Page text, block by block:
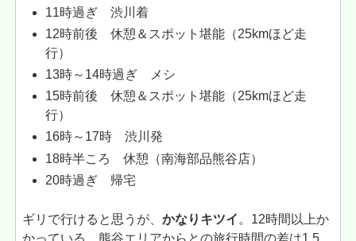
11時過ぎ 渋川着
12時前後 休憩＆スポット堪能（25kmほど走
行）
13時～14時過ぎ メシ
15時前後 休憩＆スポット堪能（25kmほど走
行）
16時～17時 渋川発
18時半ころ 休憩（南海部品熊谷店）
20時過ぎ 帰宅
ギリで行けると思うが、かなりキツイ 。12時間以上か